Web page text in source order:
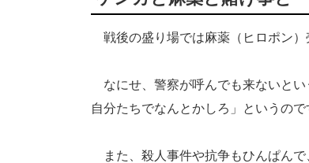
戦後の盛り場では麻薬（ヒロポン）
なにせ、警察が呼んでも来ないとい
自分たちでなんとかしろ」というので
また、殺人事件や抗争もひんぱんで